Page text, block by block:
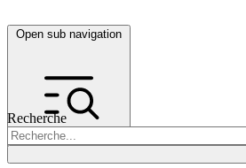
Open sub navigation
Recherche